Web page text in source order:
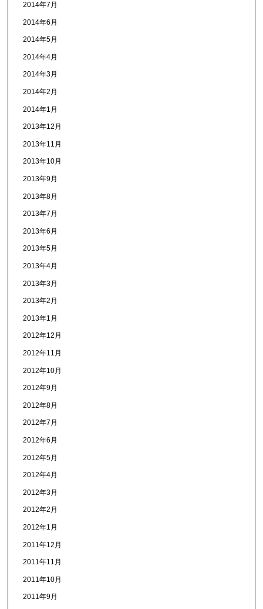
2014年7月
2014年6月
2014年5月
2014年4月
2014年3月
2014年2月
2014年1月
2013年12月
2013年11月
2013年10月
2013年9月
2013年8月
2013年7月
2013年6月
2013年5月
2013年4月
2013年3月
2013年2月
2013年1月
2012年12月
2012年11月
2012年10月
2012年9月
2012年8月
2012年7月
2012年6月
2012年5月
2012年4月
2012年3月
2012年2月
2012年1月
2011年12月
2011年11月
2011年10月
2011年9月